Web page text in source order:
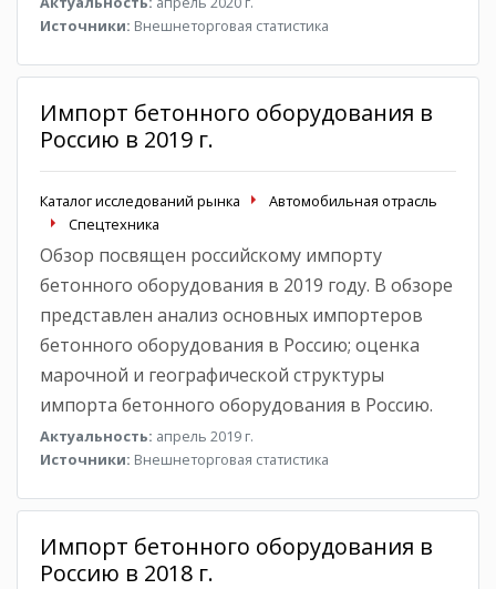
Источники: Внешнеторговая статистика
Импорт бетонного оборудования в
Россию в 2019 г.
Каталог исследований рынка
Автомобильная отрасль
Спецтехника
Обзор посвящен российскому импорту
бетонного оборудования в 2019 году. В обзоре
представлен анализ основных импортеров
бетонного оборудования в Россию; оценка
марочной и географической структуры
импорта бетонного оборудования в Россию.
Актуальность: апрель 2019 г.
Источники: Внешнеторговая статистика
Импорт бетонного оборудования в
Россию в 2018 г.